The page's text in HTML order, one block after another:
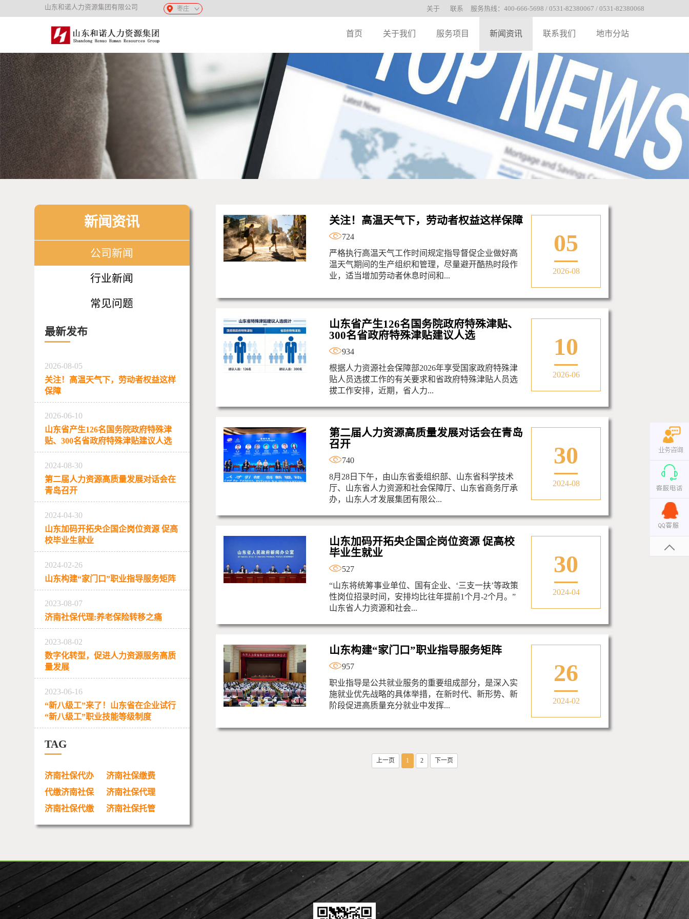
山东和诺人力资源集团有限公司 枣庄 关于 联系 服务热线：400-666-5698 / 0531-82380067 / 0531-82380068
首页 关于我们 服务项目 新闻资讯 联系我们 地市分站
新闻资讯
公司新闻
行业新闻
常见问题
最新发布
2026-08-05
关注！高温天气下，劳动者权益这样
保障
2026-06-10
山东省产生126名国务院政府特殊津
贴、300名省政府特殊津贴建议人选
2024-08-30
第二届人力资源高质量发展对话会在
青岛召开
2024-04-30
山东加码开拓央企国企岗位资源 促高
校毕业生就业
2024-02-26
山东构建“家门口”职业指导服务矩阵
2023-08-07
济南社保代理:养老保险转移之痛
2023-08-02
数字化转型，促进人力资源服务高质
量发展
2023-06-16
“新八级工”来了！山东省在企业试行
“新八级工”职业技能等级制度
TAG
济南社保代办
济南社保缴费
代缴济南社保
济南社保代理
济南社保代缴
济南社保托管
关注！高温天气下，劳动者权益这样保障
724
严格执行高温天气工作时间规定指导督促企业做好高
温天气期间的生产组织和管理，尽量避开酷热时段作
业，适当增加劳动者休息时间和...
05
2026-08
山东省产生126名国务院政府特殊津贴、
300名省政府特殊津贴建议人选
934
根据人力资源社会保障部2026年享受国家政府特殊津
贴人员选拔工作的有关要求和省政府特殊津贴人员选
拔工作安排，近期，省人力...
10
2026-06
第二届人力资源高质量发展对话会在青岛
召开
740
8月28日下午，由山东省委组织部、山东省科学技术
厅、山东省人力资源和社会保障厅、山东省商务厅承
办，山东人才发展集团有限公...
30
2024-08
山东加码开拓央企国企岗位资源 促高校
毕业生就业
527
“山东将统筹事业单位、国有企业、‘三支一扶’等政策
性岗位招录时间，安排均比往年提前1个月-2个月。”
山东省人力资源和社会...
30
2024-04
山东构建“家门口”职业指导服务矩阵
957
职业指导是公共就业服务的重要组成部分，是深入实
施就业优先战略的具体举措，在新时代、新形势、新
阶段促进高质量充分就业中发挥...
26
2024-02
上一页 1 2 下一页